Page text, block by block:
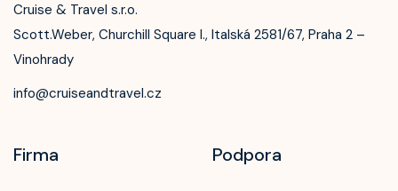
Cruise & Travel s.r.o.
Scott.Weber, Churchill Square I., Italská 2581/67, Praha 2 –
Vinohrady
info@cruiseandtravel.cz
Firma Podpora